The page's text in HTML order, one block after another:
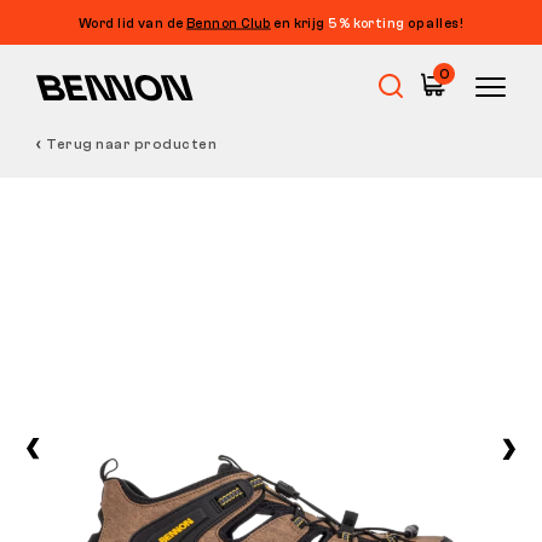
Word lid van de Bennon Club en krijg 5% korting op alles!
0
Vrijetijdsschoenen
Terug naar producten